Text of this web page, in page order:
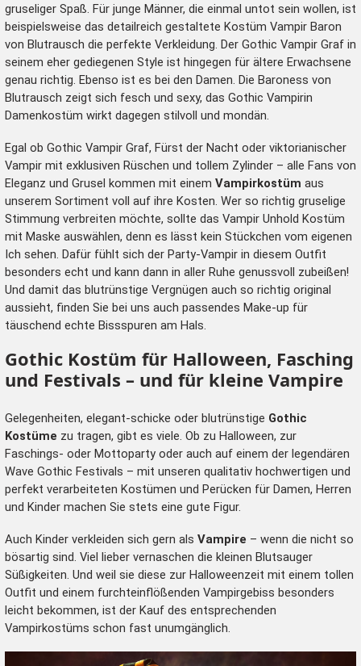
gruseliger Spaß. Für junge Männer, die einmal untot sein wollen, ist
beispielsweise das detailreich gestaltete Kostüm Vampir Baron
von Blutrausch die perfekte Verkleidung. Der Gothic Vampir Grafin
seinem eher gediegenen Style ist hingegen für ältere Erwachsene
genau richtig. Ebenso ist es bei den Damen. Die Baroness von
Blutrausch zeigt sich fesch und sexy, das Gothic Vampirin
Damenkostüm wirkt dagegen stilvoll und mondän.
Egal ob Gothic Vampir Graf, Fürst der Nacht oder viktorianischer
Vampir mit exklusiven Rüschen und tollem Zylinder – alle Fans von
Eleganz und Grusel kommen mit einem Vampirkostüm aus
unserem Sortiment voll auf ihre Kosten. Wer so richtig gruselige
Stimmung verbreiten möchte, sollte das Vampir Unhold Kostüm
mit Maske auswählen, denn es lässt kein Stückchen vom eigenen
Ich sehen. Dafür fühlt sich der Party-Vampir in diesem Outfit
besonders echt und kann dann in aller Ruhe genussvoll zubeißen!
Und damit das blutrünstige Vergnügen auch so richtig original
aussieht, finden Sie bei uns auch passendes Make-up für
täuschend echte Bissspuren am Hals.
Gothic Kostüm für Halloween, Fasching
und Festivals – und für kleine Vampire
Gelegenheiten, elegant-schicke oder blutrünstige Gothic
Kostüme zu tragen, gibt es viele. Ob zu Halloween, zur
Faschings- oder Mottopartyoder auch auf einem der legendären
Wave Gothic Festivals – mit unseren qualitativ hochwertigen und
perfekt verarbeiteten Kostümen und Perücken für Damen, Herren
und Kinder machen Sie stets eine gute Figur.
Auch Kinder verkleiden sich gern als Vampire – wenn die nicht so
bösartig sind. Viel lieber vernaschen die kleinen Blutsauger
Süßigkeiten. Und weil sie diese zur Halloweenzeit mit einem tollen
Outfit und einem furchteinflößenden Vampirgebiss besonders
leicht bekommen, ist der Kauf des entsprechenden
Vampirkostüms schon fast unumgänglich.